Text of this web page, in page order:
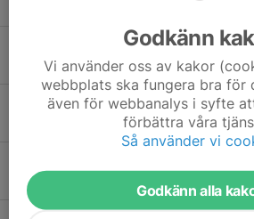
10 feb 2025
Vandringspärlor
5 jan 2025
Godkänn
Vi använder oss av kakor
webbplats ska fungera bra för
även för webbanalys i syfte
förbättra våra
Så använder vi
Godkänn alla